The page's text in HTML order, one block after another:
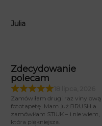
Julia
Zdecydowanie
polecam
18 lipca, 2026
Zamówiłam drugi raz vinylową
fototapetę. Mam już BRUSH a
zamówiłam STIUK – i nie wiem,
która piękniejsza.